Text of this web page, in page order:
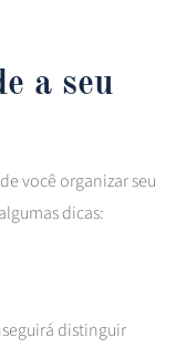
a seu
você organizar seu
dicas:
distinguir